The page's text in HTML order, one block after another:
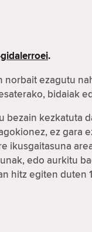
.
ezagutu
bidaiak
kezkatuta
ez gara
ikusgaitasuna
edo aurkitu
hitz egiten duten